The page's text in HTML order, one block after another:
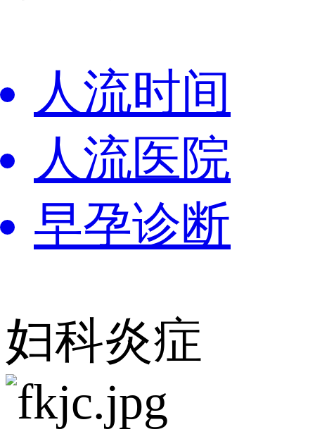
人流时间
人流医院
早孕诊断
妇科炎症